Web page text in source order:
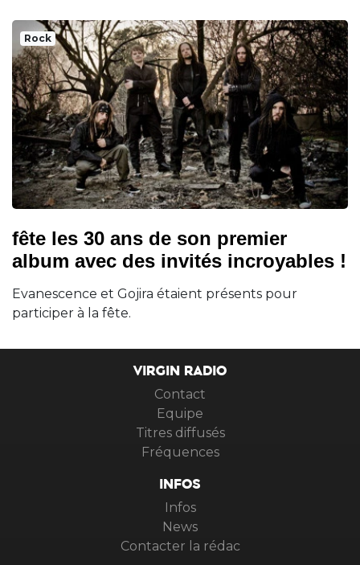
Rock
fête les 30 ans de son premier
album avec des invités incroyables !
Evanescence et Gojira étaient présents pour
participer à la fête.
VIRGIN RADIO
Contact
Equipe
Titres diffusés
Fréquences
INFOS
Infos
News
Contacter la rédac